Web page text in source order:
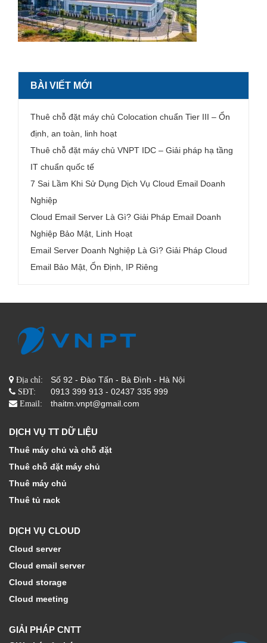
BÀI VIẾT MỚI
Thuê chỗ đặt máy chủ Colocation chuẩn Tier III – Ổn
định, an toàn, linh hoạt
Thuê chỗ đặt máy chủ VNPT IDC – Giải pháp hạ tầng
IT chuẩn quốc tế
7 Sai Lầm Khi Sử Dụng Dịch Vụ Cloud Email Doanh
Nghiệp
Cloud Email Server Là Gì? Giải Pháp Email Doanh
Nghiệp Bảo Mật, Linh Hoạt
Email Server Doanh Nghiệp Là Gì? Giải Pháp Cloud
Email Bảo Mật, Ổn Định, IP Riêng
Địa chỉ: Số 92 - Đào Tấn - Bà Đình - Hà Nội
SĐT: 0913 399 913 - 02437 335 999
Email: thaitm.vnpt@gmail.com
DỊCH VỤ TT DỮ LIỆU
Thuê máy chủ và chỗ đặt
Thuê chỗ đặt máy chủ
Thuê máy chủ
Thuê tủ rack
DỊCH VỤ CLOUD
Cloud server
Cloud email server
Cloud storage
Cloud meeting
GIẢI PHÁP CNTT